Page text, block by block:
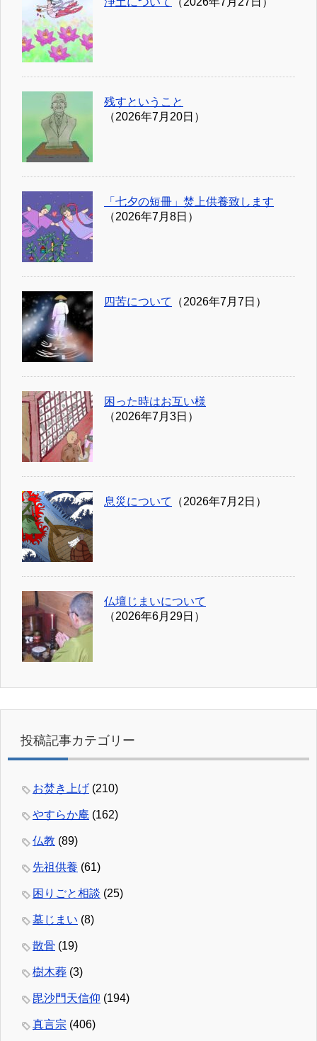
残すということ
（2026年7月20日）
「七夕の短冊」焚上供養致します
（2026年7月8日）
四苦について （2026年7月7日）
困った時はお互い様
（2026年7月3日）
息災について （2026年7月2日）
仏壇じまいについて
（2026年6月29日）
投稿記事カテゴリー
お焚き上げ (210)
やすらか庵 (162)
仏教 (89)
先祖供養 (61)
困りごと相談 (25)
墓じまい (8)
散骨 (19)
樹木葬 (3)
毘沙門天信仰 (194)
真言宗 (406)